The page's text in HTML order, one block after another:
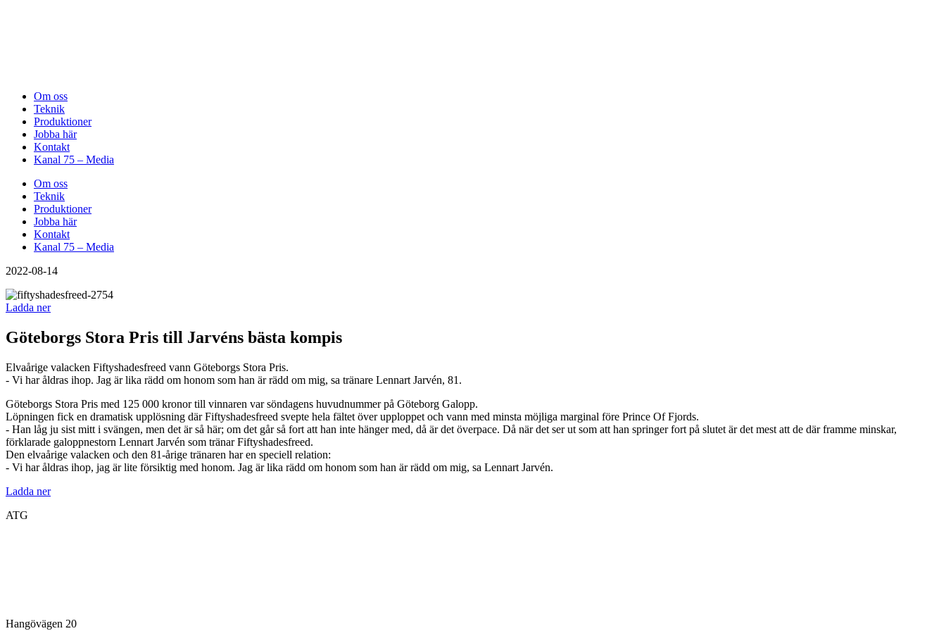
Om oss
Teknik
Produktioner
Jobba här
Kontakt
Kanal 75 – Media
Om oss
Teknik
Produktioner
Jobba här
Kontakt
Kanal 75 – Media
2022-08-14
Ladda ner
Göteborgs Stora Pris till Jarvéns bästa kompis
Elvaårige valacken Fiftyshadesfreed vann Göteborgs Stora Pris.
- Vi har åldras ihop. Jag är lika rädd om honom som han är rädd om mig, sa tränare Lennart Jarvén, 81.
Göteborgs Stora Pris med 125 000 kronor till vinnaren var söndagens huvudnummer på Göteborg Galopp.
Löpningen fick en dramatisk upplösning där Fiftyshadesfreed svepte hela fältet över upploppet och vann med minsta möjliga marginal före Prince Of Fjords.
- Han låg ju sist mitt i svängen, men det är så här; om det går så fort att han inte hänger med, då är det överpace. Då när det ser ut som att han springer fort på slutet är det mest att de där framme minskar,
förklarade galoppnestorn Lennart Jarvén som tränar Fiftyshadesfreed.
Den elvaårige valacken och den 81-årige tränaren har en speciell relation:
- Vi har åldras ihop, jag är lite försiktig med honom. Jag är lika rädd om honom som han är rädd om mig, sa Lennart Jarvén.
Ladda ner
ATG
Hangövägen 20